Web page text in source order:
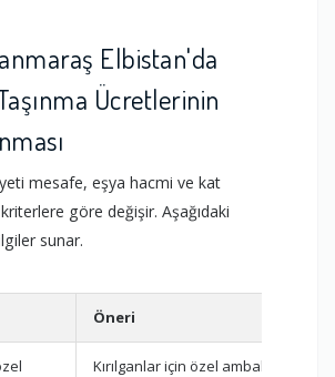
Elbistan'da
Ücretlerinin
mesafe, eşya hacmi ve kat
göre değişir. Aşağıdaki
sunar.
Öneri
Kırılganlar için özel ambalaj